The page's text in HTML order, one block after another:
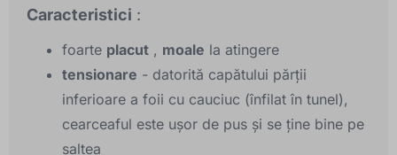
Caracteristici :
foarte placut , moale la atingere
tensionare - datorită capătului părții
inferioare a foii cu cauciuc (înfilat în tunel),
cearceaful este ușor de pus și se ține bine pe
saltea